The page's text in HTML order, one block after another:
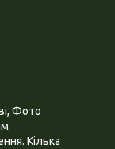
Фото
Кілька